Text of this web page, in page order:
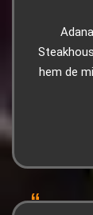
hem de
makarna
de isli
bugün bizi
Murat